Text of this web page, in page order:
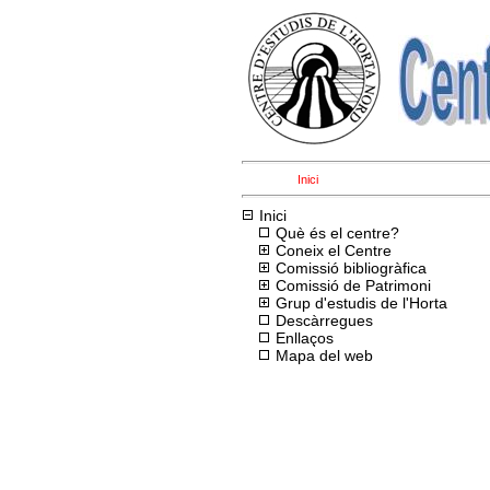
Inici
Inici
Què és el centre?
Coneix el Centre
Comissió bibliogràfica
Comissió de Patrimoni
Grup d'estudis de l'Horta
Descàrregues
Enllaços
Mapa del web